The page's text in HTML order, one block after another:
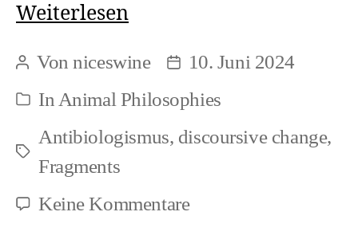
WeiterlesenThinkism
Beitragsautor
Vonniceswine Beitragsdatum
10. Juni 2024
Kategorien
In Animal Philosophies
Schlagwörter
Antibiologismus, discoursive change,
Fragments
Keine Kommentarezu